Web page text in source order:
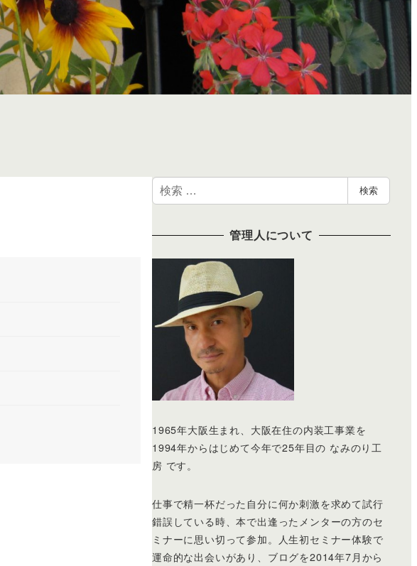
検
索
検索
管理人について
1965年大阪生まれ、大阪在住の内装工事業を
1994年からはじめて今年で25年目の なみのり工
房 です。
仕事で精一杯だった自分に何か刺激を求めて試行
錯誤している時、本で出逢ったメンターの方のセ
ミナーに思い切って参加。人生初セミナー体験で
運命的な出会いがあり、ブログを2014年7月から